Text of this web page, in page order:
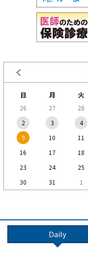
日 月 火
26 27 28
2
3 4
9
10 11
16
17 18
23
24 25
30
31 1
Daily